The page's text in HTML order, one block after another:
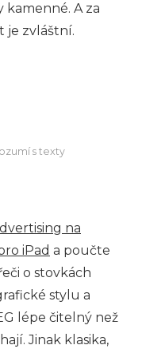
A za
je zvláštní.
s texty
na
iPad a poučte
o stovkách
stylu a
lépe čitelný než
Jinak klasika,